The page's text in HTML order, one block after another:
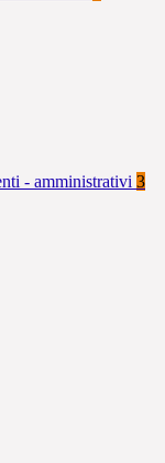
- amministrativi 3